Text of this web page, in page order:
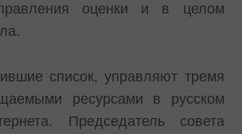
оценки и в целом
список, управляют тремя
ресурсами в русском
Председатель совета